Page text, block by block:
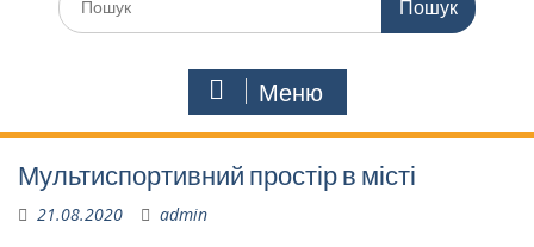
Меню
Мультиспортивний простір в місті
21.08.2020 admin